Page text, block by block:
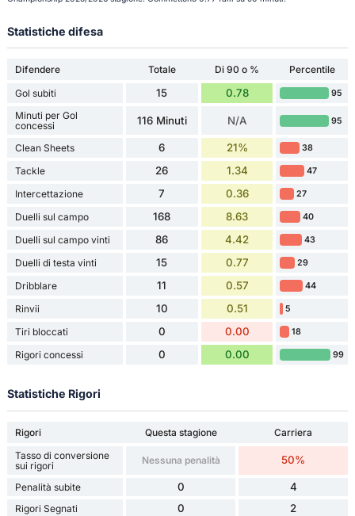
Statistiche difesa
Difendere Totale Di 90 o %
Percentile
Gol subiti
15 0.78 95
Minuti per Gol
concessi
116 Minuti N/A 95
Clean Sheets 6 21% 38
Tackle 26 1.34 47
Intercettazione 7 0.36 27
Duelli sul campo 168 8.63 40
Duelli sul campo vinti 86 4.42 43
Duelli di testa vinti 15 0.77 29
Dribblare 11 0.57 44
Rinvii 10 0.51 5
Tiri bloccati 0 0.00 18
Rigori concessi 0 0.00 99
Statistiche Rigori
Rigori Questa stagione
Carriera
Tasso di conversione
sui rigori
Nessuna penalità 50%
Penalità subite 0 4
Rigori Segnati 0 2